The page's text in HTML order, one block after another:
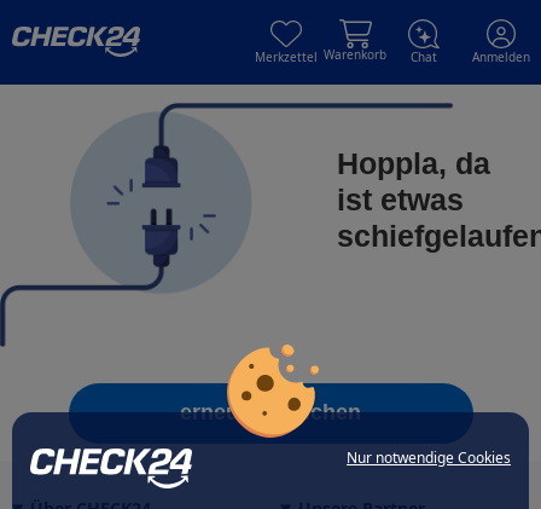
Nur notwendige Cookies
Merkzettel Warenkorb Chat Anmelden
Hoppla, da
ist etwas
erneut versuchen